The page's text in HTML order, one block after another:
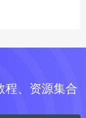
程、资源集合